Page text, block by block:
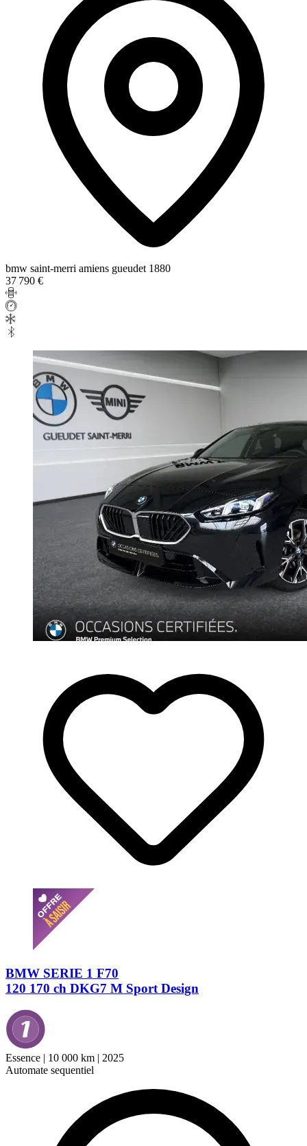
bmw saint-merri amiens gueudet 1880
37 790 €
BMW SERIE 1 F70
120 170 ch DKG7 M Sport Design
Essence | 10 000 km | 2025
Automate sequentiel